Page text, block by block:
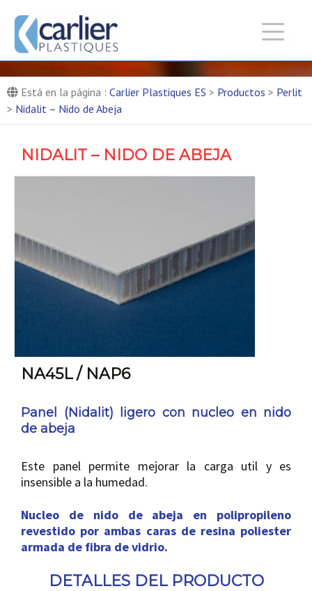
Carlier Plastiques ES :
Entreprise de production de
pièces composites
Fabricante de paneles composites
Está en la página : Carlier Plastiques ES > Productos > Perlit
> Nidalit – Nido de Abeja
NIDALIT – NIDO DE ABEJA
NA45L / NAP6
Panel (Nidalit) ligero con nucleo en nido
de abeja
Este panel permite mejorar la carga util y es
insensible a la humedad.
Nucleo de nido de abeja en polipropileno
revestido por ambas caras de resina poliester
armada de fibra de vidrio.
DETALLES DEL PRODUCTO